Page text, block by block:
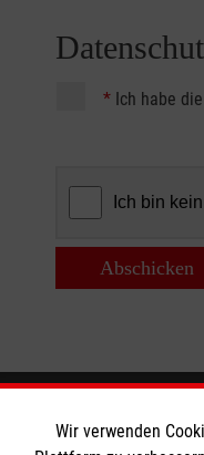
* Ich habe die
Abschicken
Informationen
Wir verwenden